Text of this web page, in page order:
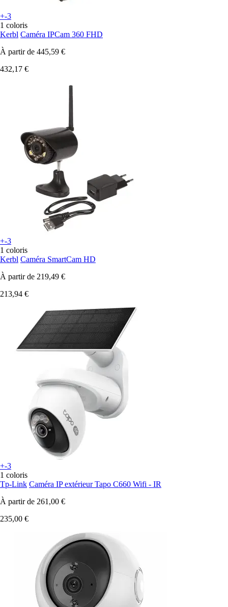
+-3
1 coloris
Kerbl Caméra IPCam 360 FHD
À partir de 445,59 €
432,17 €
+-3
1 coloris
Kerbl Caméra SmartCam HD
À partir de 219,49 €
213,94 €
+-3
1 coloris
Tp-Link Caméra IP extérieur Tapo C660 Wifi - IR
À partir de 261,00 €
235,00 €